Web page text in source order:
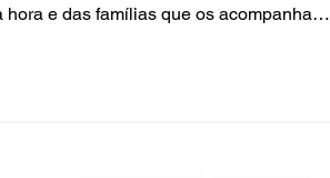
hora e das famílias que os acompanham.